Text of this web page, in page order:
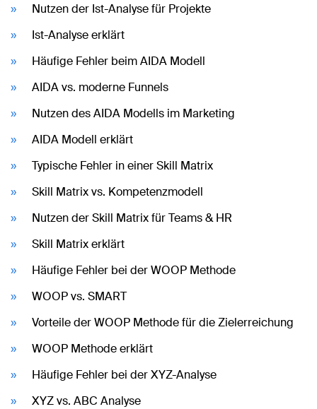
Nutzen der Ist-Analyse für Projekte
Ist-Analyse erklärt
Häufige Fehler beim AIDA Modell
AIDA vs. moderne Funnels
Nutzen des AIDA Modells im Marketing
AIDA Modell erklärt
Typische Fehler in einer Skill Matrix
Skill Matrix vs. Kompetenzmodell
Nutzen der Skill Matrix für Teams & HR
Skill Matrix erklärt
Häufige Fehler bei der WOOP Methode
WOOP vs. SMART
Vorteile der WOOP Methode für die Zielerreichung
WOOP Methode erklärt
Häufige Fehler bei der XYZ-Analyse
XYZ vs. ABC Analyse